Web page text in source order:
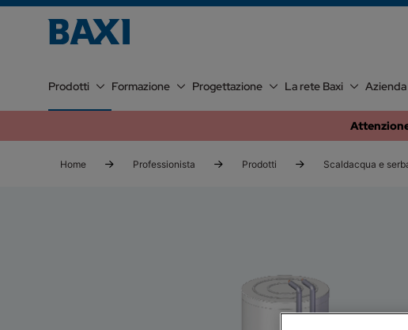
Prodotti Formazione Progettazione La rete Baxi Azienda
Home Professionista Prodotti Scaldacqua e